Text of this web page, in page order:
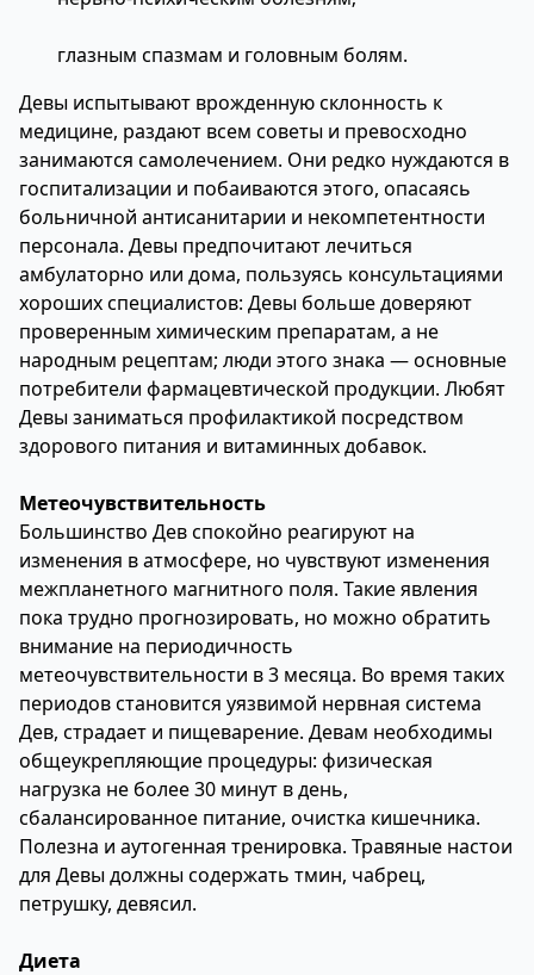
глазным спазмам и головным болям.
Девы испытывают врожденную склонность к
медицине, раздают всем советы и превосходно
занимаются самолечением. Они редко нуждаются в
госпитализации и побаиваются этого, опасаясь
больничной антисанитарии и некомпетентности
персонала. Девы предпочитают лечиться
амбулаторно или дома, пользуясь консультациями
хороших специалистов: Девы больше доверяют
проверенным химическим препаратам, а не
народным рецептам; люди этого знака — основные
потребители фармацевтической продукции. Любят
Девы заниматься профилактикой посредством
здорового питания и витаминных добавок.
Метеочувствительность
Большинство Дев спокойно реагируют на
изменения в атмосфере, но чувствуют изменения
межпланетного магнитного поля. Такие явления
пока трудно прогнозировать, но можно обратить
внимание на периодичность
метеочувствительности в 3 месяца. Во время таких
периодов становится уязвимой нервная система
Дев, страдает и пищеварение. Девам необходимы
общеукрепляющие процедуры: физическая
нагрузка не более 30 минут в день,
сбалансированное питание, очистка кишечника.
Полезна и аутогенная тренировка. Травяные настои
для Девы должны содержать тмин, чабрец,
петрушку, девясил.
Диета